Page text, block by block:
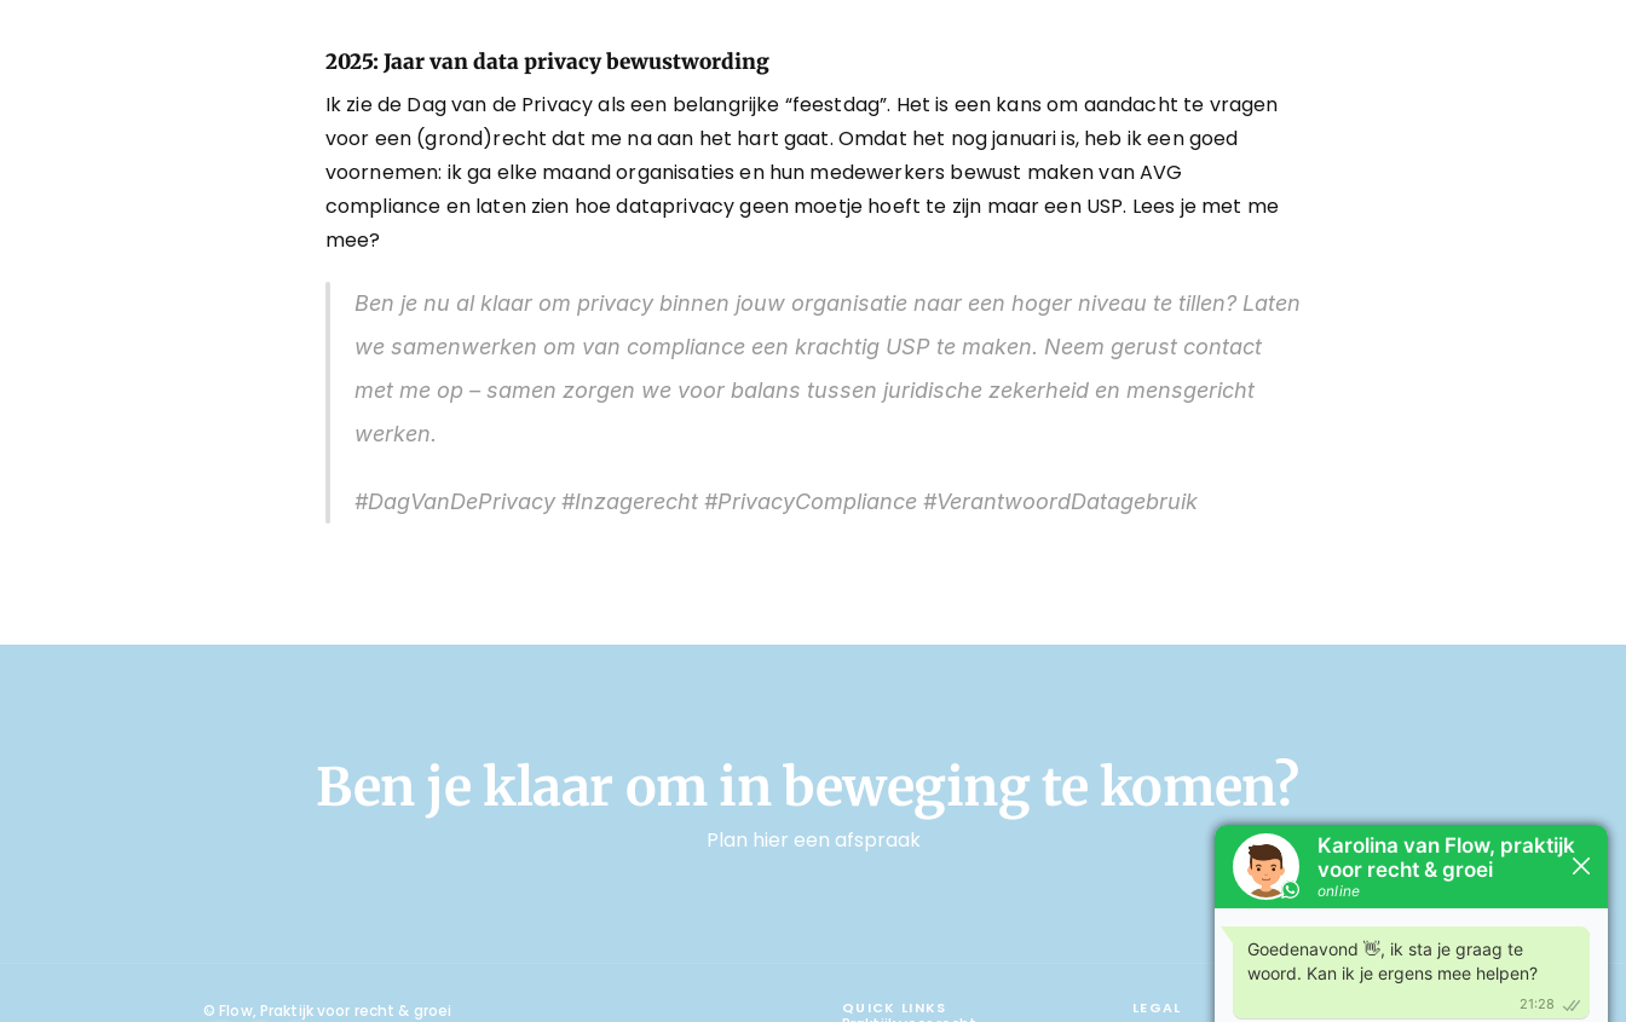
2025: Jaar van data privacy bewustwording
Ik zie de Dag van de Privacy als een belangrijke “feestdag”. Het is een kans om aandacht te vragen
voor een (grond)recht dat me na aan het hart gaat. Omdat het nog januari is, heb ik een goed
voornemen: ik ga elke maand organisaties en hun medewerkers bewust maken van AVG
compliance en laten zien hoe dataprivacy geen moetje hoeft te zijn maar een USP. Lees je met me
mee?
Ben je nu al klaar om privacy binnen jouw organisatie naar een hoger niveau te tillen? Laten
we samenwerken om van compliance een krachtig USP te maken. Neem gerust contact
met me op – samen zorgen we voor balans tussen juridische zekerheid en mensgericht
werken.
#DagVanDePrivacy #Inzagerecht #PrivacyCompliance #VerantwoordDatagebruik
Ben je klaar om in beweging te komen?
Plan hier een afspraak
© Flow, Praktijk voor recht & groei QUICK LINKS LEGAL